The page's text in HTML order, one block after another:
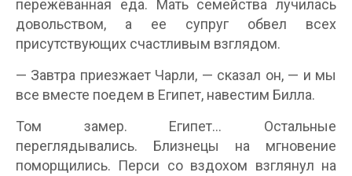
пережёванная еда. Мать семейства лучилась
довольством, а ее супруг обвел всех
присутствующих счастливым взглядом.
— Завтра приезжает Чарли, — сказал он, — и мы
все вместе поедем в Египет, навестим Билла.
Том замер. Египет… Остальные
переглядывались. Близнецы на мгновение
поморщились. Перси со вздохом взглянул на